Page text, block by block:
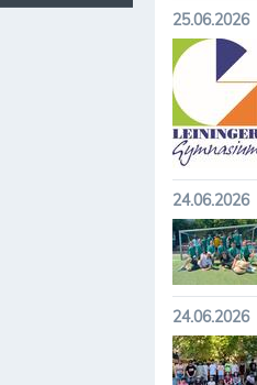
25.06.2026
24.06.2026
24.06.2026